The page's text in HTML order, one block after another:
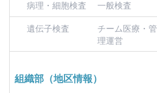
病理・細胞検査
一般検査
遺伝子検査
チーム医療・管
理運営
組織部（地区情報）